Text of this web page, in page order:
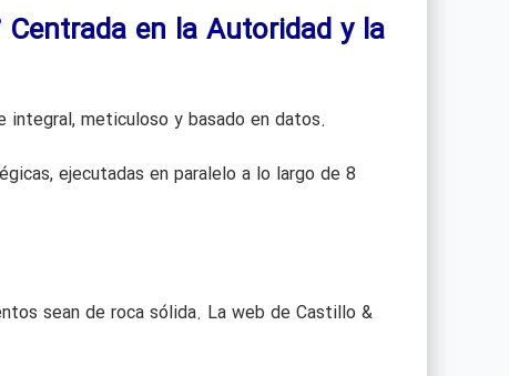
en la Autoridad y la
integral, meticuloso y basado en datos.
ejecutadas en paralelo a lo largo de 8
sean de roca sólida. La web de Castillo &